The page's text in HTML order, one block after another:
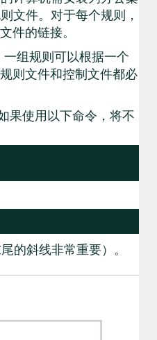
文件。对于每个规则，
件的链接。
组规则可以根据一个
则文件和控制文件都必
果使用以下命令，将不
的斜线非常重要）。